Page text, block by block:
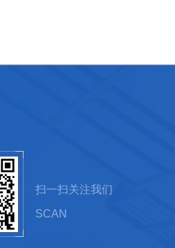
扫一扫关注我们
SCAN